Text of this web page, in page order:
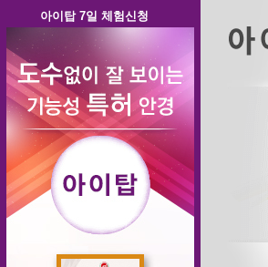
아이탑 7일 체험신청